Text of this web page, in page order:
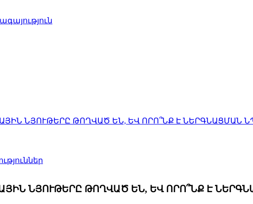
ՆՅՈՒԹԵՐԸ ԹՈՂՎԱԾ ԵՆ, ԵՎ ՈՐՈ՞ՆՔ Է ՆԵՐԳՆԱՑՄԱՆ
ՆՅՈՒԹԵՐԸ ԹՈՂՎԱԾ ԵՆ, ԵՎ ՈՐՈ՞ՆՔ Է